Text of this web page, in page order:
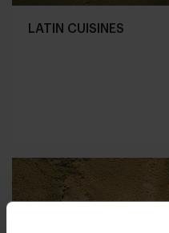
LATIN CUISINES